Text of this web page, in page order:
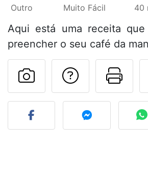
Outro Muito Fácil 40
Aqui está uma receita
preencher o seu café da
Falar
Fez esta